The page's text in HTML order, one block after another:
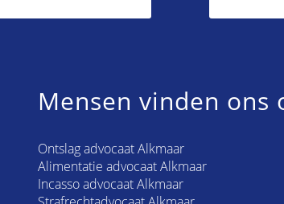
Mensen vinden ons
Ontslag advocaat Alkmaar
Alimentatie advocaat Alkmaar
Incasso advocaat Alkmaar